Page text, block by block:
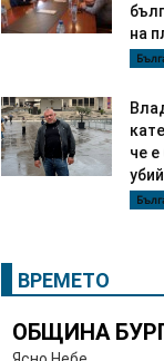
на
че
ВРЕМЕТО
ОБЩИНА